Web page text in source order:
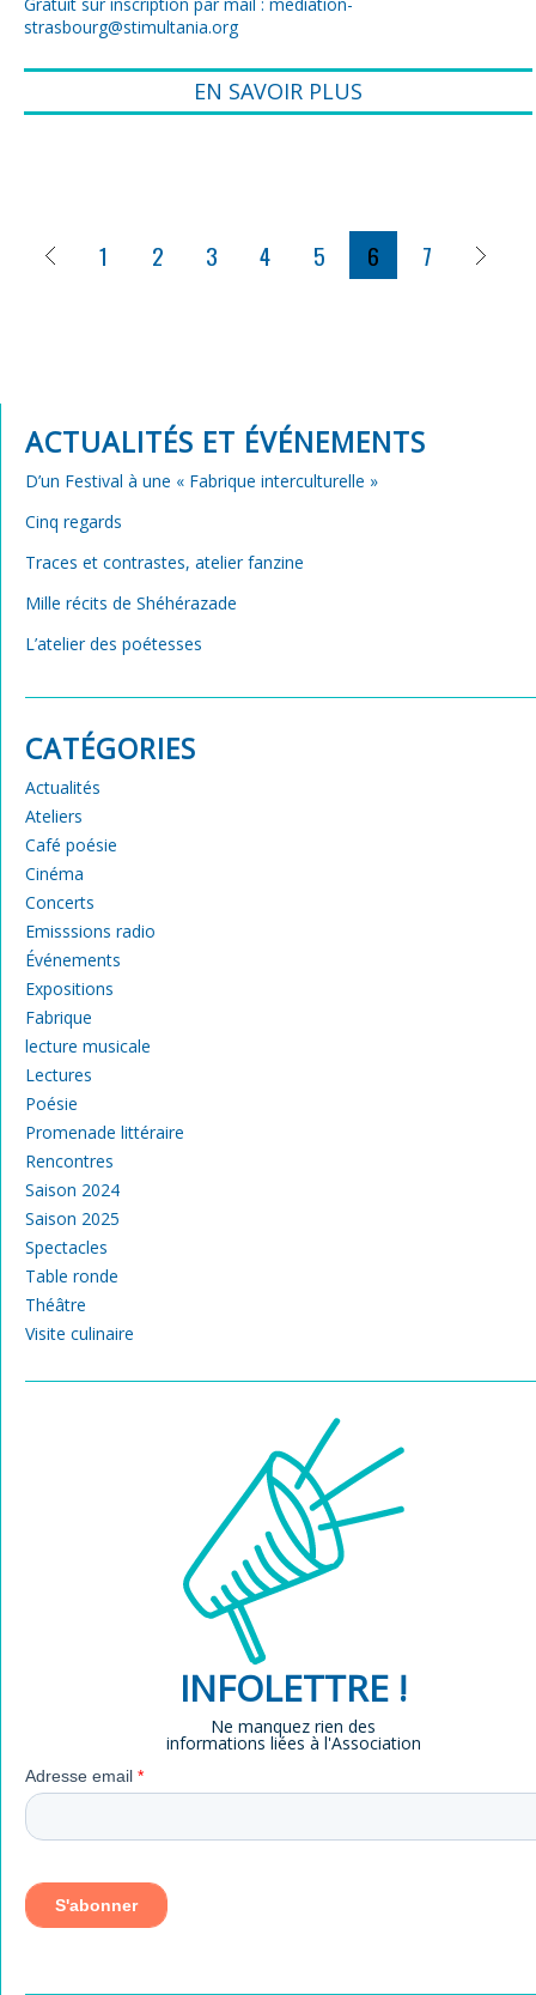
Gratuit sur inscription par mail : mediation-
strasbourg@stimultania.org
EN SAVOIR PLUS
1 2 3 4 5 6 7
ACTUALITÉS ET ÉVÉNEMENTS
D’un Festival à une « Fabrique interculturelle »
Cinq regards
Traces et contrastes, atelier fanzine
Mille récits de Shéhérazade
L’atelier des poétesses
CATÉGORIES
Actualités
Ateliers
Café poésie
Cinéma
Concerts
Emisssions radio
Événements
Expositions
Fabrique
lecture musicale
Lectures
Poésie
Promenade littéraire
Rencontres
Saison 2024
Saison 2025
Spectacles
Table ronde
Théâtre
Visite culinaire
INFOLETTRE !
Ne manquez rien des
informations liées à l'Association